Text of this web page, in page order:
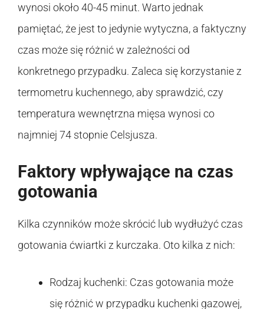
wynosi około 40-45 minut. Warto jednak
pamiętać, że jest to jedynie wytyczna, a faktyczny
czas może się różnić w zależności od
konkretnego przypadku. Zaleca się korzystanie z
termometru kuchennego, aby sprawdzić, czy
temperatura wewnętrzna mięsa wynosi co
najmniej 74 stopnie Celsjusza.
Faktory wpływające na czas
gotowania
Kilka czynników może skrócić lub wydłużyć czas
gotowania ćwiartki z kurczaka. Oto kilka z nich:
Rodzaj kuchenki: Czas gotowania może
się różnić w przypadku kuchenki gazowej,